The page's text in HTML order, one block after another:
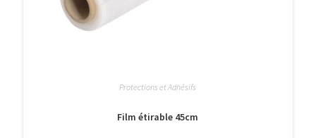
Protections et Adhésifs
Film étirable 45cm